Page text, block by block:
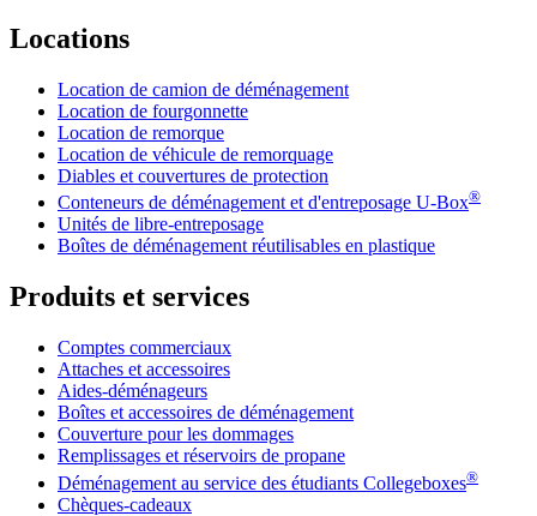
Locations
Location de camion de déménagement
Location de fourgonnette
Location de remorque
Location de véhicule de remorquage
Diables et couvertures de protection
Conteneurs de déménagement et d'entreposage U-Box®
Unités de libre-entreposage
Boîtes de déménagement réutilisables en plastique
Produits et services
Comptes commerciaux
Attaches et accessoires
Aides-déménageurs
Boîtes et accessoires de déménagement
Couverture pour les dommages
Remplissages et réservoirs de propane
Déménagement au service des étudiants Collegeboxes®
Chèques-cadeaux